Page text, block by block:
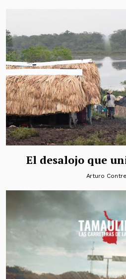
El desalojo que
Arturo